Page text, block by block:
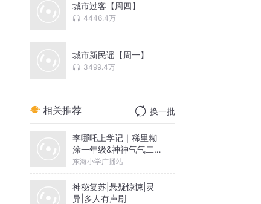
城市过客【周四】
4446.4万
城市新民谣【周一】
3499.4万
相关推荐 换一批
李哪吒上学记｜稀里糊
涂一年级&神神气气二年
级
东海小学广播站
神秘复苏|悬疑惊悚|灵
异|多人有声剧